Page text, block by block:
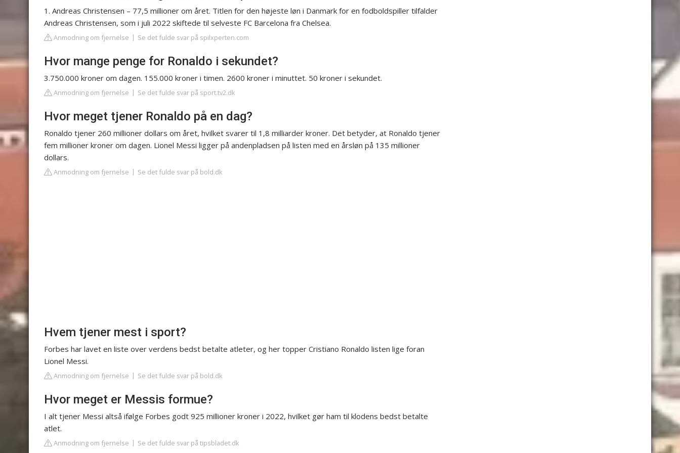
1. Andreas Christensen – 77,5 millioner om året. Titlen for den højeste løn i Danmark for en fodboldspiller tilfalder
Andreas Christensen, som i juli 2022 skiftede til selveste FC Barcelona fra Chelsea.
Anmodning om fjernelse Se det fulde svar på spilxperten.com
Hvor mange penge for Ronaldo i sekundet?
3.750.000 kroner om dagen. 155.000 kroner i timen. 2600 kroner i minuttet. 50 kroner i sekundet.
Anmodning om fjernelse Se det fulde svar på sport.tv2.dk
Hvor meget tjener Ronaldo på en dag?
Ronaldo tjener 260 millioner dollars om året, hvilket svarer til 1,8 milliarder kroner. Det betyder, at Ronaldo tjener
fem millioner kroner om dagen. Lionel Messi ligger på andenpladsen på listen med en årsløn på 135 millioner
dollars.
Anmodning om fjernelse Se det fulde svar på bold.dk
Hvem tjener mest i sport?
Forbes har lavet en liste over verdens bedst betalte atleter, og her topper Cristiano Ronaldo listen lige foran
Lionel Messi.
Anmodning om fjernelse Se det fulde svar på bold.dk
Hvor meget er Messis formue?
I alt tjener Messi altså ifølge Forbes godt 925 millioner kroner i 2022, hvilket gør ham til klodens bedst betalte
atlet.
Anmodning om fjernelse Se det fulde svar på tipsbladet.dk